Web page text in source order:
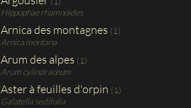
Hippophae rhamnoides
Arnica des montagnes (1)
Arnica montana
Arum des alpes (1)
Arum cylindraceum
Aster à feuilles d'orpin (1)
Galatella sedifolia